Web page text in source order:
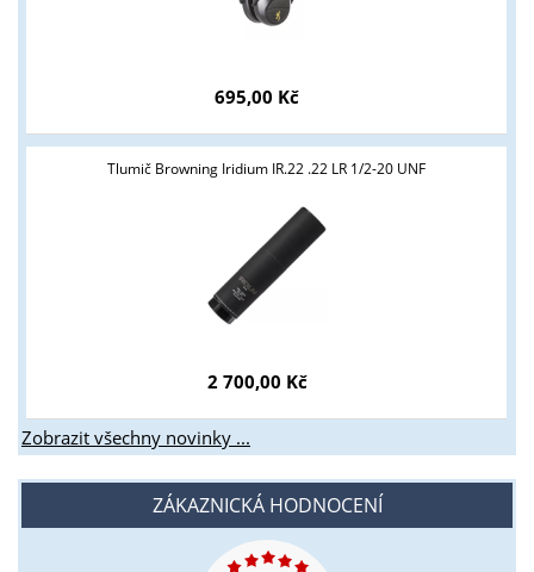
695,00 Kč
Tlumič Browning Iridium IR.22 .22 LR 1/2-20 UNF
2 700,00 Kč
Zobrazit všechny novinky ...
ZÁKAZNICKÁ HODNOCENÍ
podmínky?
ANO NE